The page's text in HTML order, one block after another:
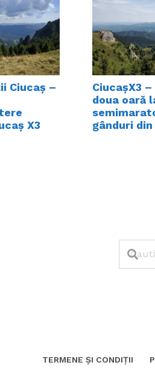
Ciucaș –
X3
CiucașX3
doua oară
gânduri
TERMENE ȘI CONDIȚII